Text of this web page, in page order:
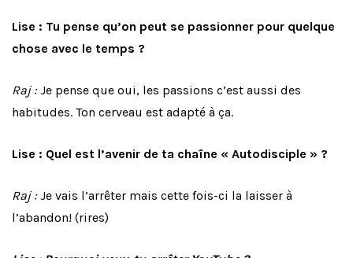
Lise : Tu pense qu’on peut se passionner pour quelque
chose avec le temps ?
Raj :Je pense que oui, les passions c’est aussi des
habitudes. Ton cerveau est adapté à ça.
Lise : Quel est l’avenir de ta chaîne « Autodisciple » ?
Raj :Je vais l’arrêter mais cette fois-ci la laisser à
l’abandon! (rires)